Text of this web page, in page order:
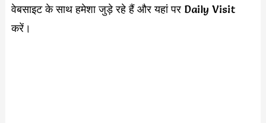
वेबसाइट के साथ हमेशा जुड़े रहे हैं और यहां पर Daily Visit
करें।